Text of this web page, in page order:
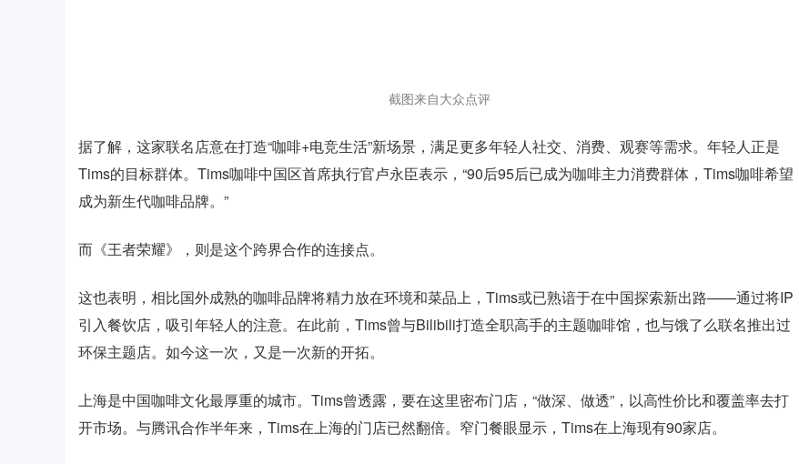
截图来自大众点评
据了解，这家联名店意在打造“咖啡+电竞生活”新场景，满足更多年轻人社交、消费、观赛等需求。年轻人正是
Tims的目标群体。Tims咖啡中国区首席执行官卢永臣表示，“90后95后已成为咖啡主力消费群体，Tims咖啡希望
成为新生代咖啡品牌。”
而《王者荣耀》，则是这个跨界合作的连接点。
这也表明，相比国外成熟的咖啡品牌将精力放在环境和菜品上，Tims或已熟谙于在中国探索新出路——通过将IP
引入餐饮店，吸引年轻人的注意。在此前，Tims曾与Bilibili打造全职高手的主题咖啡馆，也与饿了么联名推出过
环保主题店。如今这一次，又是一次新的开拓。
上海是中国咖啡文化最厚重的城市。Tims曾透露，要在这里密布门店，“做深、做透”，以高性价比和覆盖率去打
开市场。与腾讯合作半年来，Tims在上海的门店已然翻倍。窄门餐眼显示，Tims在上海现有90家店。